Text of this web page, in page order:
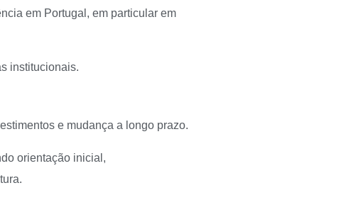
em Portugal, em particular em
institucionais.
e mudança a longo prazo.
orientação inicial,